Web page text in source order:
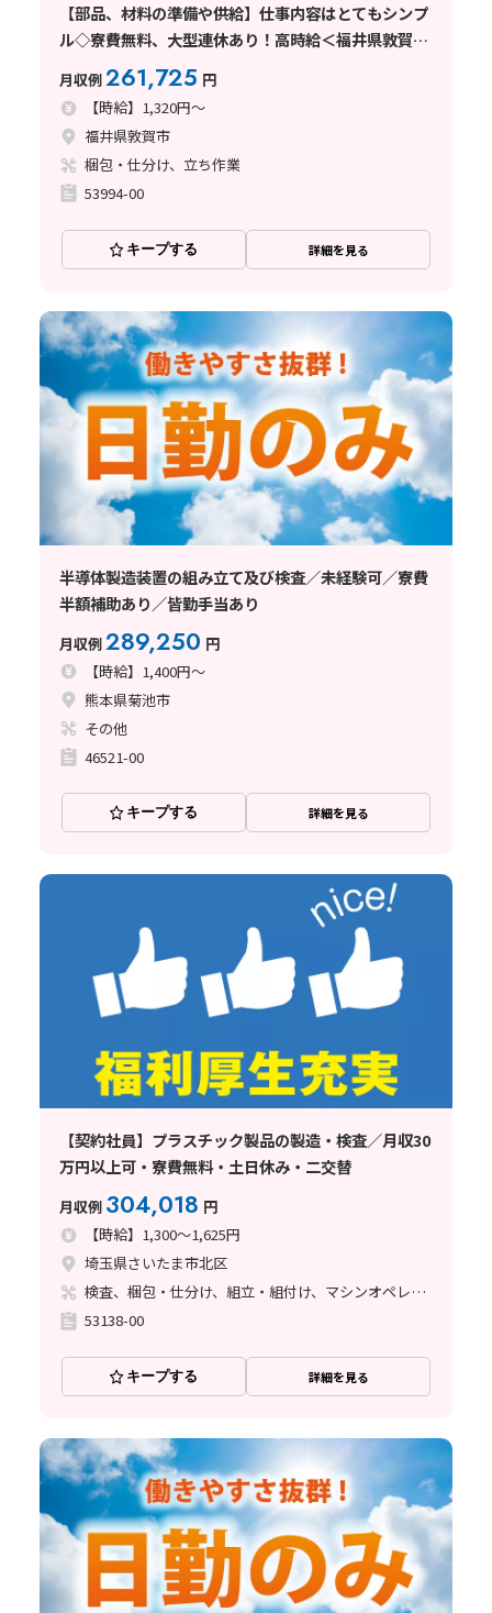
【部品、材料の準備や供給】仕事内容はとてもシンプ
ル◇寮費無料、大型連休あり！高時給＜福井県敦賀市
月収例261,725 円
【時給】1,320円～
福井県敦賀市
梱包・仕分け、立ち作業
53994-00
キープする 詳細を見る
半導体製造装置の組み立て及び検査／未経験可／寮費
半額補助あり／皆勤手当あり
月収例289,250 円
【時給】1,400円～
熊本県菊池市
その他
46521-00
キープする 詳細を見る
【契約社員】プラスチック製品の製造・検査／月収30
万円以上可・寮費無料・土日休み・二交替
月収例 304,018 円
【時給】1,300～1,625円
埼玉県さいたま市北区
検査、梱包・仕分け、組立・組付け、マシンオペレーター、クリーンルーム、ライン作業、立ち作業
53138-00
キープする 詳細を見る